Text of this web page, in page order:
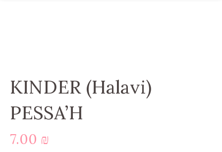
KINDER (Halavi)
PESSA’H
7.00 ₪